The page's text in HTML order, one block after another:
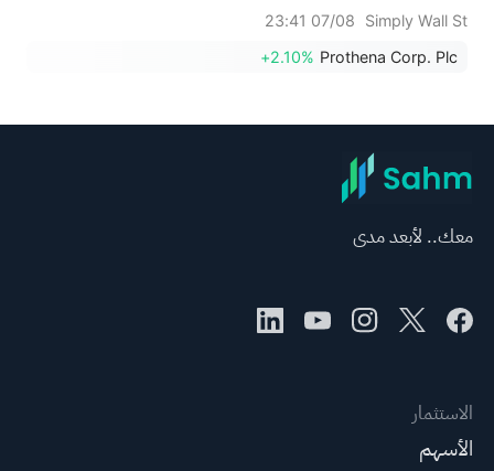
Simply Wall St
07/08 23:41
Prothena Corp. Plc
+2.10%
معك.. لأبعد مدى
الاستثمار
الأسهم